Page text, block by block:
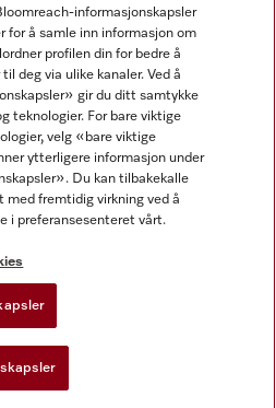
informasjonskapsler
for å samle inn informasjon om
profilen din for bedre å
deg via ulike kanaler. Ved å
gir du ditt samtykke
teknologier. For bare viktige
velg «bare viktige
ytterligere informasjon under
Du kan tilbakekalle
fremtidig virkning ved å
i preferansesenteret vårt.